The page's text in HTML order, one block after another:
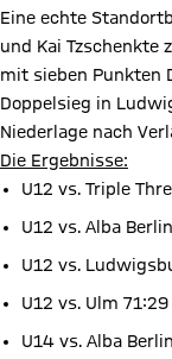
Eine echte
und Kai Tzschenkte
mit sieben Punkten
Doppelsieg in
Niederlage nach
Die Ergebnisse:
U12 vs. Triple
U12 vs. Alba
U12 vs.
U12 vs. Ulm 71:29
U14 vs. Alba